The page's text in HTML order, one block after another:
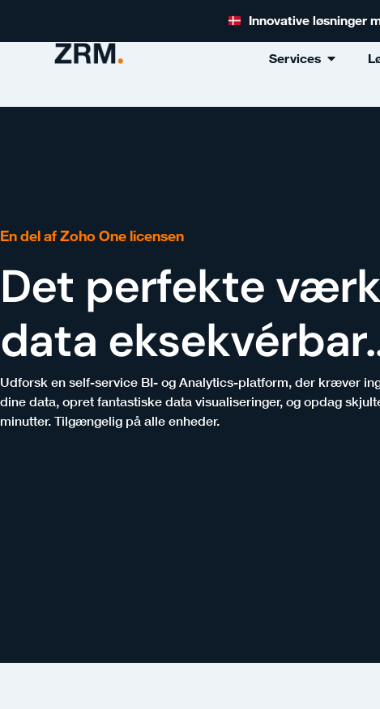
Innovative løsninger
Services
En del af Zoho One licensen
Det perfekte
data eksekvérbar.
Udforsk en self-service BI- og Analytics-platform, der kræver
dine data, opret fantastiske data visualiseringer, og opdag
minutter. Tilgængelig på alle enheder.